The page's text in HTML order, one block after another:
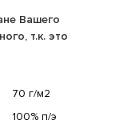
Вашего
т.к. это
70 г/м2
100% п/э